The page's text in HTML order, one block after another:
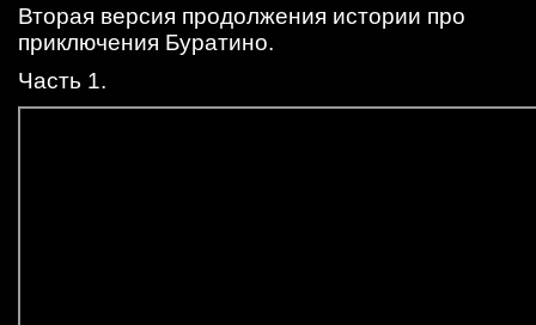
Вторая версия продолжения истории про
приключения Буратино.
Часть 1.